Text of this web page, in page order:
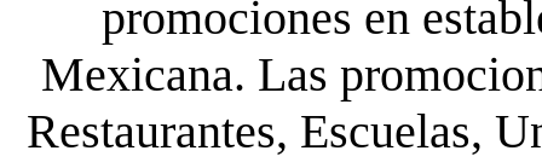
promociones en
Mexicana. Las
Restaurantes, Escuelas,